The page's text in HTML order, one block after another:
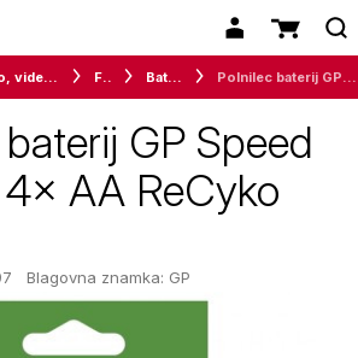
Avdio, video in telefonija Foto Baterije
GP Speed
AA ReCyko
Blagovna znamka: GP